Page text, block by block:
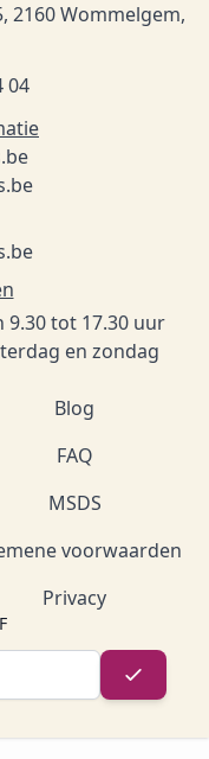
2160 Wommelgem,
04
9.30 tot 17.30 uur
en zondag
Blog
FAQ
MSDS
voorwaarden
Privacy